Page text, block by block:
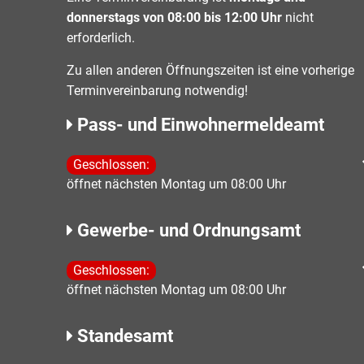
donnerstags von 08:00 bis 12:00 Uhr nicht
erforderlich.
Zu allen anderen Öffnungszeiten ist eine vorherige
Terminvereinbarung notwendig!
Pass- und Einwohnermeldeamt
Klicken, um weitere Öffnungs- oder Schließzeiten
Geschlossen:
öffnet nächsten Montag um 08:00 Uhr
Gewerbe- und Ordnungsamt
Klicken, um weitere Öffnungs- oder Schließzeiten
Geschlossen:
öffnet nächsten Montag um 08:00 Uhr
Standesamt